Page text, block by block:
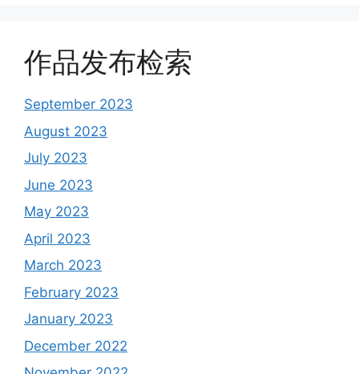
作品发布检索
September 2023
August 2023
July 2023
June 2023
May 2023
April 2023
March 2023
February 2023
January 2023
December 2022